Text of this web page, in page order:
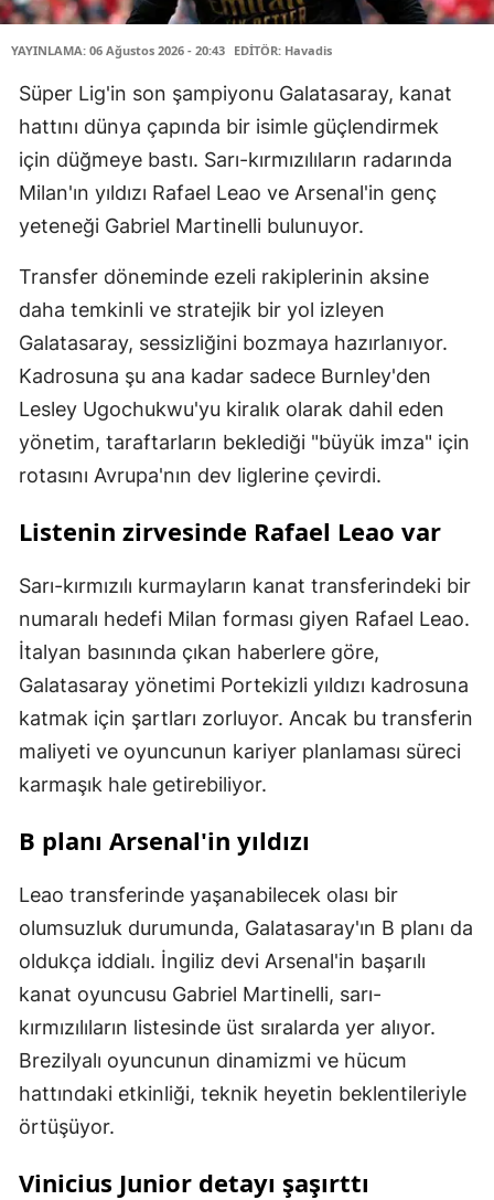
YAYINLAMA: 06 Ağustos 2026 - 20:43 EDİTÖR: Havadis
Süper Lig'in son şampiyonu Galatasaray, kanat
hattını dünya çapında bir isimle güçlendirmek
için düğmeye bastı. Sarı-kırmızılıların radarında
Milan'ın yıldızı Rafael Leao ve Arsenal'in genç
yeteneği Gabriel Martinelli bulunuyor.
Transfer döneminde ezeli rakiplerinin aksine
daha temkinli ve stratejik bir yol izleyen
Galatasaray, sessizliğini bozmaya hazırlanıyor.
Kadrosuna şu ana kadar sadece Burnley'den
Lesley Ugochukwu'yu kiralık olarak dahil eden
yönetim, taraftarların beklediği "büyük imza" için
rotasını Avrupa'nın dev liglerine çevirdi.
Listenin zirvesinde Rafael Leao var
Sarı-kırmızılı kurmayların kanat transferindeki bir
numaralı hedefi Milan forması giyen Rafael Leao.
İtalyan basınında çıkan haberlere göre,
Galatasaray yönetimi Portekizli yıldızı kadrosuna
katmak için şartları zorluyor. Ancak bu transferin
maliyeti ve oyuncunun kariyer planlaması süreci
karmaşık hale getirebiliyor.
B planı Arsenal'in yıldızı
Leao transferinde yaşanabilecek olası bir
olumsuzluk durumunda, Galatasaray'ın B planı da
oldukça iddialı. İngiliz devi Arsenal'in başarılı
kanat oyuncusu Gabriel Martinelli, sarı-
kırmızılıların listesinde üst sıralarda yer alıyor.
Brezilyalı oyuncunun dinamizmi ve hücum
hattındaki etkinliği, teknik heyetin beklentileriyle
örtüşüyor.
Vinicius Junior detayı şaşırttı